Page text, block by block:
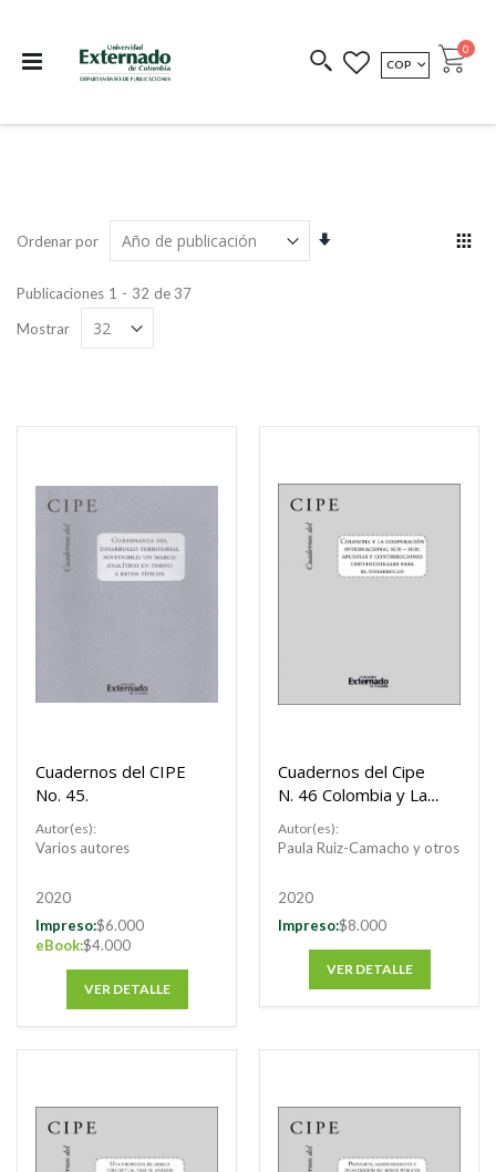
COEDICIONES REDIMIR CÓDIGO
MONEDA
COP Cart
0
Ordenar por
Orden
Ver
Publicaciones 1 - 32 de 37
Mostrar
Cuadernos del CIPE
No. 45.
Autor(es):
Varios autores
2020
Impreso:$6.000
eBook:$4.000
VER DETALLE
Cuadernos del Cipe
N. 46 Colombia y La
Cooperación
Internacional Sur –
Contribuciones
El Desarrollo
Autor(es):
Paula Ruiz-Camacho y otros
2020
Impreso:$8.000
VER DETALLE